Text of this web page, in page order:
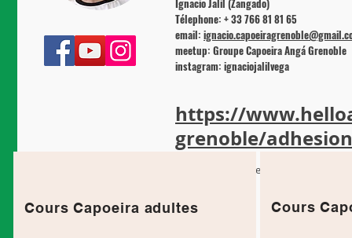
Ignacio Jalil (Zangado)
Télephone: + 33 766 81 81 65
email:
meetup: Groupe Capoeira Angá Grenoble
instagram: ignaciojalilvega
https://
grenoble/
Premiers cours d'essai gratuit !
Cours Capoeira adultes Cours